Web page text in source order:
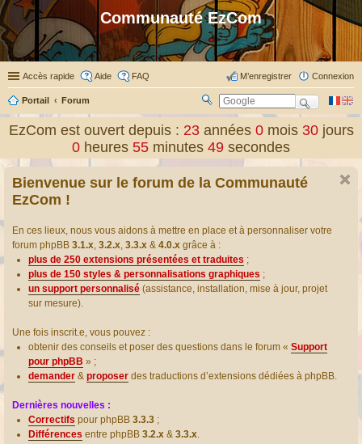
Communauté EzCom
Accès rapide Aide FAQ Connexion
M’enregistrer
Portail Forum
er
EzCom est ouvert depuis : 23 années0 mois30 jours
0 heures 55 minutes 49 secondes
Bienvenue sur le forum de la Communauté
EzCom !
En ces lieux, nous vous aidons à mettre en place et à personnaliser votre
forum phpBB 3.1.x, 3.2.x, 3.3.x & 4.0.x grâce à :
plus de 250 extensions présentées et traduites ;
plus de 150 styles & personnalisations graphiques ;
un support personnalisé (assistance, installation, mise à jour, projet
sur mesure).
Une fois inscrit.e, vous pouvez :
obtenir des conseils et poser des questions dans le forum « Support
pour phpBB » ;
demander & proposer des traductions d’extensions dédiées à phpBB.
Dernières nouvelles :
Correctifs pour phpBB 3.3.3 ;
Différences entre phpBB 3.2.x & 3.3.x.